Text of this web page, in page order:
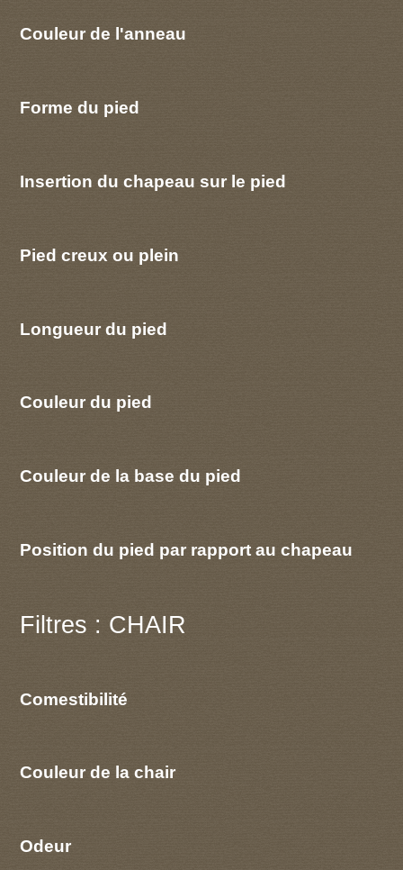
Couleur de l'anneau
Forme du pied
Insertion du chapeau sur le pied
Pied creux ou plein
Longueur du pied
Couleur du pied
Couleur de la base du pied
Position du pied par rapport au chapeau
Filtres : CHAIR
Comestibilité
Couleur de la chair
Odeur